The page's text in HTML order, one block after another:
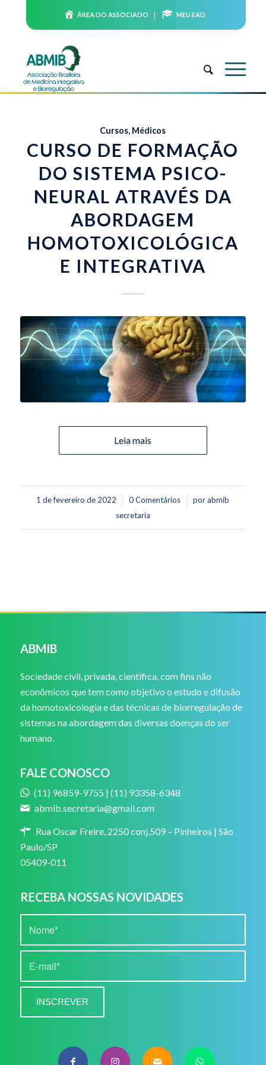
ÁREA DO ASSOCIADO MEU EAD
Cursos, Médicos
CURSO DE FORMAÇÃO
DO SISTEMA PSICO-
NEURAL ATRAVÉS DA
ABORDAGEM
HOMOTOXICOLÓGICA
E INTEGRATIVA
Leia mais
1 de fevereiro de 2022
/ 0 Comentários
/ porabmib
secretaria
ABMIB
Sociedade civil, privada, científica, com fins não
econômicos que tem como objetivo o estudo e difusão
da homotoxicologia e das técnicas de biorregulação de
sistemas na abordagem das diversas doenças do ser
humano.
FALE CONOSCO
(11) 96859-9755 | (11) 93358-6348
abmib.secretaria@gmail.com
Rua Oscar Freire, 2250 conj.509 – Pinheiros | São
Paulo/SP
05409-011
RECEBA NOSSAS NOVIDADES